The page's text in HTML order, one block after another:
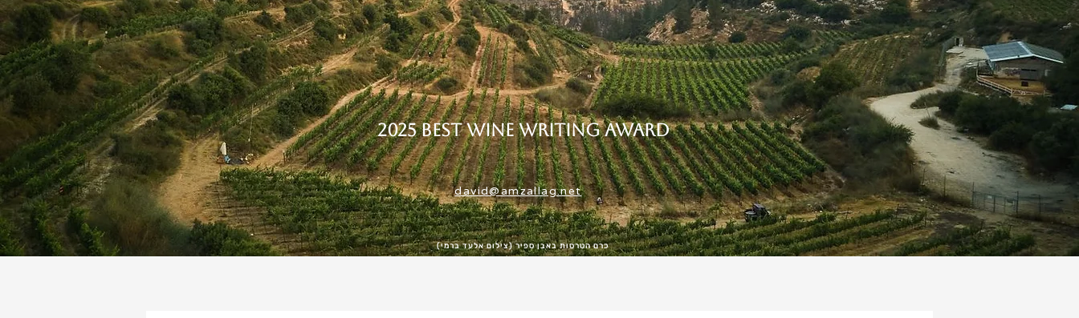
2025 Best Wine Writing Award
david@amzallag.net
כרם הטרסות באבן ספיר (צילום אלעד ברמי)